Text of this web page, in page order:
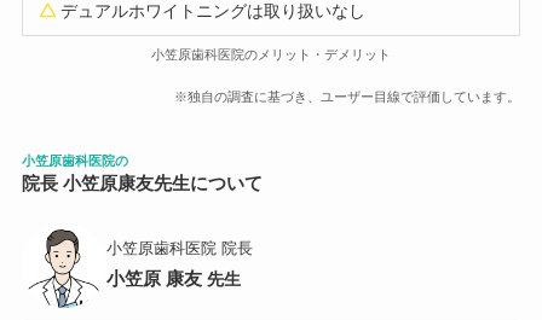
デュアルホワイトニングは取り扱いなし
小笠原歯科医院のメリット・デメリット
※独自の調査に基づき、ユーザー目線で評価しています。
小笠原歯科医院の
院長 小笠原康友先生について
小笠原歯科医院 院長
小笠原 康友先生